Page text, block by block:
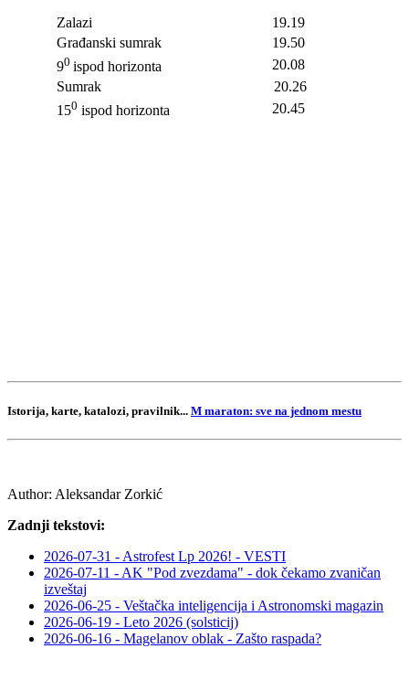
Zalazi
19.19
Građanski sumrak
19.50
90 ispod horizonta
20.08
Sumrak
20.26
150 ispod horizonta 20.45
Istorija, karte, katalozi, pravilnik... M maraton: sve na jednom mestu
Author: Aleksandar Zorkić
Zadnji tekstovi:
2026-07-31 - Astrofest Lp 2026! - VESTI
2026-07-11 - AK "Pod zvezdama" - dok čekamo zvaničan
izveštaj
2026-06-25 - Veštačka inteligencija i Astronomski magazin
2026-06-19 - Leto 2026 (solsticij)
2026-06-16 - Magelanov oblak - Zašto raspada?